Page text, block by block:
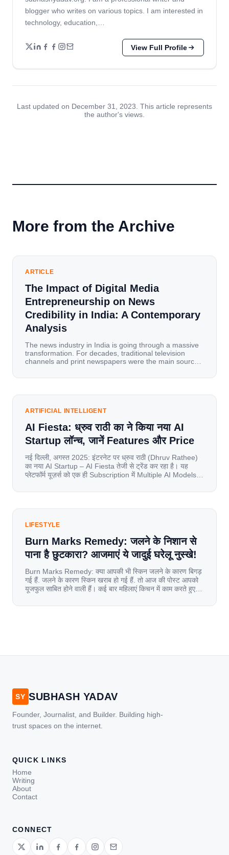
blogger who writes on various topics. I am interested in
technology, education,…
View Full Profile
Last updated on December 31, 2023. This article represents
the author's views.
More from the Archive
ARTICLE
The Impact of Digital Media
Entrepreneurship on News
Credibility in India: A Contemporary
Analysis
The news industry in India is going through a massive
transformation. For decades, traditional television
channels and print newspapers were the main sources
mobile data, affordable smartphones, and high-speed
has become a mobile-first market where consumers
ARTIFICIAL INTELLIGENT
AI Fiesta: ध्रुव राठी का ने किया नया AI
Startup लॉन्च, जानें Features और Price
नई दिल्ली, अगस्त 2025: इंटरनेट पर ध्रुव राठी (Dhruv Rathee)
का नया AI Startup – AI Fiesta तेजी से ट्रेंड कर रहा है। यह
प्लेटफॉर्म यूज़र्स को एक ही Subscription में Multiple AI Models
यूज़र्स का जबरदस्त रिस्पॉन्स लॉन्च के तुरंत […]
LIFESTYLE
Burn Marks Remedy: जलने के निशान से
पाना है छुटकारा? आजमाएं ये जादुई घरेलू नुस्खे!
Burn Marks Remedy: क्या आपकी भी स्किन जलने के कारण बिगड़
गई हैं. जलने के कारण स्किन खराब हो गई हैं. तो आज की पोस्ट आपको
यूजफुल साबित होने वाली हैं। कई बार महिलाएं किचन में काम करते हुए
[…]
SY SUBHASH YADAV
Founder, Journalist, and Builder. Building high-
trust spaces on the internet.
QUICK LINKS
Home
Writing
About
Contact
CONNECT